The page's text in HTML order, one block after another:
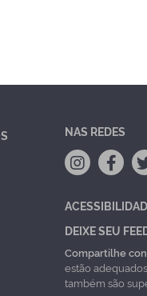
NAS REDES
DEIXE SEU
Compartilhe
estão
também são